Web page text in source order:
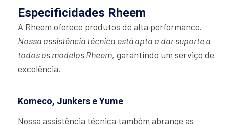
Especificidades Rheem
A Rheem oferece produtos de alta performance.
Nossa assistência técnica está apta a dar suporte a
todos os modelos Rheem, garantindo um serviço de
excelência.
Komeco, Junkers e Yume
Nossa assistência técnica também abrange as